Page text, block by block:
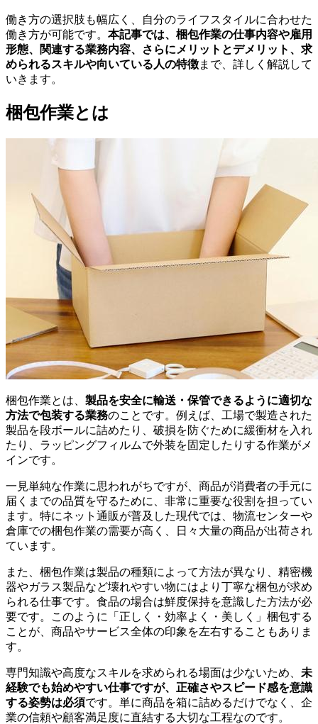
働き方の選択肢も幅広く、自分のライフスタイルに合わせた
働き方が可能です。 本記事では、梱包作業の仕事内容や雇用
形態、関連する業務内容、さらにメリットとデメリット、求
められるスキルや向いている人の特徴まで、詳しく解説して
いきます。
梱包作業とは
梱包作業とは、 製品を安全に輸送・保管できるように適切な
方法で包装する業務のことです。例えば、工場で製造された
製品を段ボールに詰めたり、破損を防ぐために緩衝材を入れ
たり、ラッピングフィルムで外装を固定したりする作業がメ
インです。
一見単純な作業に思われがちですが、商品が消費者の手元に
届くまでの品質を守るために、非常に重要な役割を担ってい
ます。特にネット通販が普及した現代では、物流センターや
倉庫での梱包作業の需要が高く、日々大量の商品が出荷され
ています。
また、梱包作業は製品の種類によって方法が異なり、精密機
器やガラス製品など壊れやすい物にはより丁寧な梱包が求め
られる仕事です。食品の場合は鮮度保持を意識した方法が必
要です。このように「正しく・効率よく・美しく」梱包する
ことが、商品やサービス全体の印象を左右することもありま
す。
専門知識や高度なスキルを求められる場面は少ないため、 未
経験でも始めやすい仕事ですが、正確さやスピード感を意識
する姿勢は必須です。単に商品を箱に詰めるだけでなく、企
業の信頼や顧客満足度に直結する大切な工程なのです。